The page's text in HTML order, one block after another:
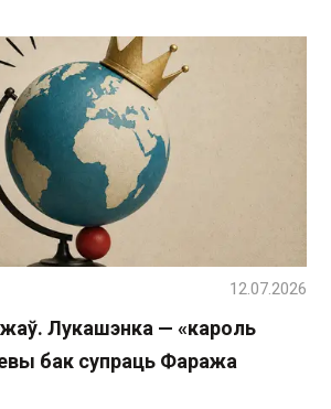
Лукашэнка — «кароль
бак супраць Фаража
12.07.2026